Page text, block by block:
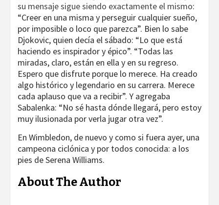
su mensaje sigue siendo exactamente el mismo:
“Creer en una misma y perseguir cualquier sueño,
por imposible o loco que parezca”. Bien lo sabe
Djokovic, quien decía el sábado: “Lo que está
haciendo es inspirador y épico”. “Todas las
miradas, claro, están en ella y en su regreso.
Espero que disfrute porque lo merece. Ha creado
algo histórico y legendario en su carrera. Merece
cada aplauso que va a recibir”. Y agregaba
Sabalenka: “No sé hasta dónde llegará, pero estoy
muy ilusionada por verla jugar otra vez”.
En Wimbledon, de nuevo y como si fuera ayer, una
campeona ciclónica y por todos conocida: a los
pies de Serena Williams.
About The Author